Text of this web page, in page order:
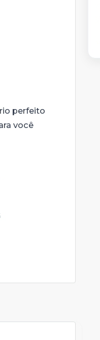
perfeito
você